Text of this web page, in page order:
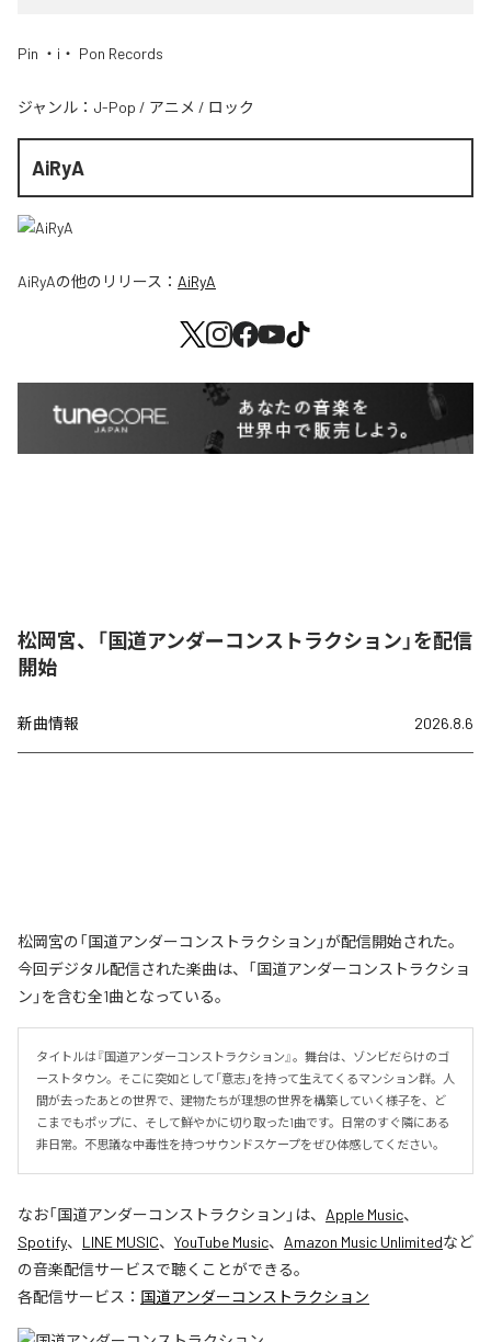
Pin ・i・ Pon Records
ジャンル： J-Pop / アニメ / ロック
AiRyA
AiRyAの他のリリース： AiRyA
松岡宮、「国道アンダーコンストラクション」を配信
開始
新曲情報 2026.8.6
松岡宮の「国道アンダーコンストラクション」が配信開始された。
今回デジタル配信された楽曲は、「国道アンダーコンストラクショ
ン」を含む全1曲となっている。
タイトルは『国道アンダーコンストラクション』。舞台は、ゾンビだらけのゴ
ーストタウン。そこに突如として「意志」を持って生えてくるマンション群。人
間が去ったあとの世界で、建物たちが理想の世界を構築していく様子を、ど
こまでもポップに、そして鮮やかに切り取った1曲です。日常のすぐ隣にある
非日常。不思議な中毒性を持つサウンドスケープをぜひ体感してください。
なお「国道アンダーコンストラクション 」は、 Apple Music、
Spotify、 LINE MUSIC、 YouTube Music、 Amazon Music Unlimitedなど
の音楽配信サービスで聴くことができる。
各配信サービス： 国道アンダーコンストラクション